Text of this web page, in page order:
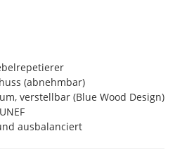
(abnehmbar)
verstellbar (Blue Wood Design)
ausbalanciert